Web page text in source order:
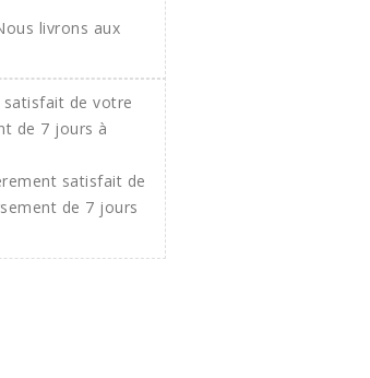
livrons aux
satisfait de
de 7 jours